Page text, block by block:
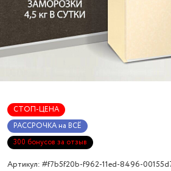
СТОП-ЦЕНА
РАССРОЧКА на ВСЁ
300 бонусов за отзыв
Артикул: #f7b5f20b-f962-11ed-8496-